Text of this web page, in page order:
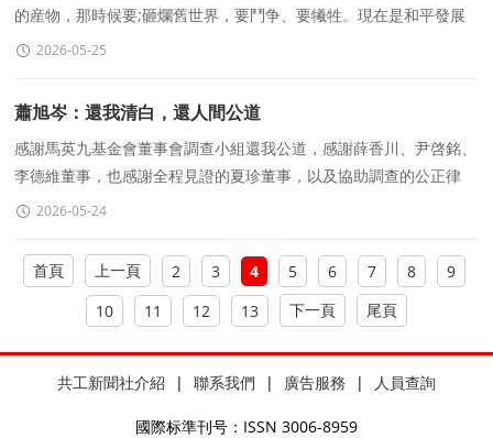
的産物，那時候要;砸爛舊世界，要鬥争、要犧牲。現在是和平發展
年代，大家關心的是手
2026-05-25
蕭旭岑：還我清白，還人間公道
感謝馬英九基金會董事會調查小組還我公道，感謝薛香川、尹啓銘、
李德維董事，也感謝全程見證的夏珍董事，以及協助調查的公正律
師。在我52歲生日的前一天，讓我給在天上的母親一個交代，感激
2026-05-24
首頁 上一頁 2 3 4 5 6 7 8
9
10
11 12 13 下一頁 尾頁
共工新聞社介紹 | 聯系我們 | 廣告服務 | 人員查詢
國際标準刊号：ISSN 3006-8959